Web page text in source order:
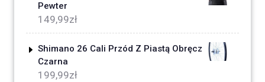
Pewter
149,99zł
Shimano 26 Cali Przód Z Piastą Obręcz
Czarna
199,99zł